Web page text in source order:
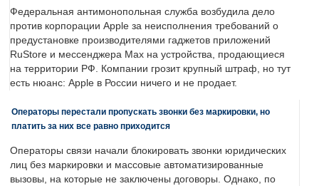
Федеральная антимонопольная служба возбудила дело
против корпорации Apple за неисполнения требований о
предустановке производителями гаджетов приложений
RuStore и мессенджера Max на устройства, продающиеся
на территории РФ. Компании грозит крупный штраф, но тут
есть нюанс: Apple в России ничего и не продает.
Операторы перестали пропускать звонки без маркировки, но
платить за них все равно приходится
Операторы связи начали блокировать звонки юридических
лиц без маркировки и массовые автоматизированные
вызовы, на которые не заключены договоры. Однако, по